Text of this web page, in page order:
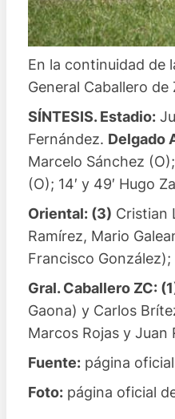
En la continuidad de
General Caballero de
SÍNTESIS. Estadio:
Fernández. Delgado
Marcelo Sánchez
(O); 14′ y 49′ Hugo
Oriental: (3) Cristian
Ramírez, Mario
Francisco
Gral. Caballero ZC:
Gaona) y Carlos
Marcos Rojas y Juan
Fuente: página
Foto: página oficial